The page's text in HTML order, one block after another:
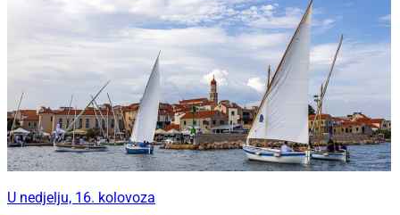
U nedjelju, 16. kolovoza